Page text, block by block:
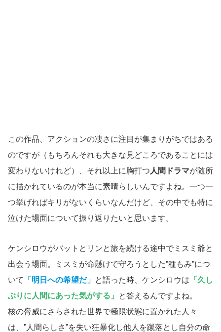
この作品、アクションの凄さに注目が集まりがちではある
のですが（もちろんそれも大きな見どころであることには
変わりないけれど）、それ以上に胸打つ 人間ドラマが随所
に描かれているのが本当に素晴らしいんですよね。一つ一
つ挙げればキリがないくらいなんだけど、その中でも特に
泣けた場面について振り返りたいと思います。
ケンシロウがバットとリンと旅を続ける途中でミスミ爺と
出会う場面。ミスミが命懸けで守ろうとした”種もみ”につ
いて
「明日への希望だ」 と語った時、ケンシロウは 「久し
ぶりに人間にあった気がする」
と答えるんですよね。
核の脅威にさらされた世界で極限状態に置かれた人々
は、”人間らしさ”を失い狂暴化し他人を蹴落とし自分の命